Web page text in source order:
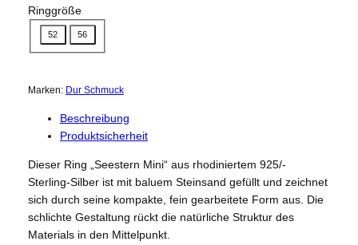
Ringgröße
52 56
Marken: Dur Schmuck
Beschreibung
Produktsicherheit
Dieser Ring „Seestern Mini“ aus rhodiniertem 925/-
Sterling-Silber ist mit baluem Steinsand gefüllt und zeichnet
sich durch seine kompakte, fein gearbeitete Form aus. Die
schlichte Gestaltung rückt die natürliche Struktur des
Materials in den Mittelpunkt.